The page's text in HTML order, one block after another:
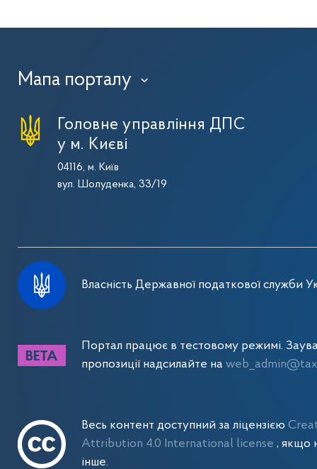
Мапа порталу ›
Головне управління ДПС
у м. Києві
04116, м. Київ
вул. Шолуденка, 33/19
Власність Державної податкової служби
Портал працює в тестовому режимі.
пропозиції надсилайте на
Весь контент доступний за ліцензією
Attribution 4.0 International license , якщо
інше.